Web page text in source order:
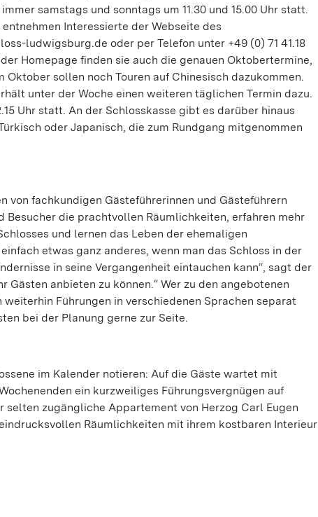
samstags und sonntags um 11.30 und 15.00 Uhr statt.
Interessierte der Webseite des
ludwigsburg.de oder per Telefon unter +49 (0) 71 41.18
Homepage finden sie auch die genauen Oktobertermine,
sollen noch Touren auf Chinesisch dazukommen.
unter der Woche einen weiteren täglichen Termin dazu.
Uhr statt. An der Schlosskasse gibt es darüber hinaus
oder Japanisch, die zum Rundgang mitgenommen
von fachkundigen Gästeführerinnen und Gästeführern
die prachtvollen Räumlichkeiten, erfahren mehr
und lernen das Leben der ehemaligen
etwas ganz anderes, wenn man das Schloss in der
in seine Vergangenheit eintauchen kann“, sagt der
Gästen anbieten zu können.“ Wer zu den angebotenen
Führungen in verschiedenen Sprachen separat
bei der Planung gerne zur Seite.
im Kalender notieren: Auf die Gäste wartet mit
ein kurzweiliges Führungsvergnügen auf
selten zugängliche Appartement von Herzog Carl Eugen
Räumlichkeiten mit ihrem kostbaren Interieur